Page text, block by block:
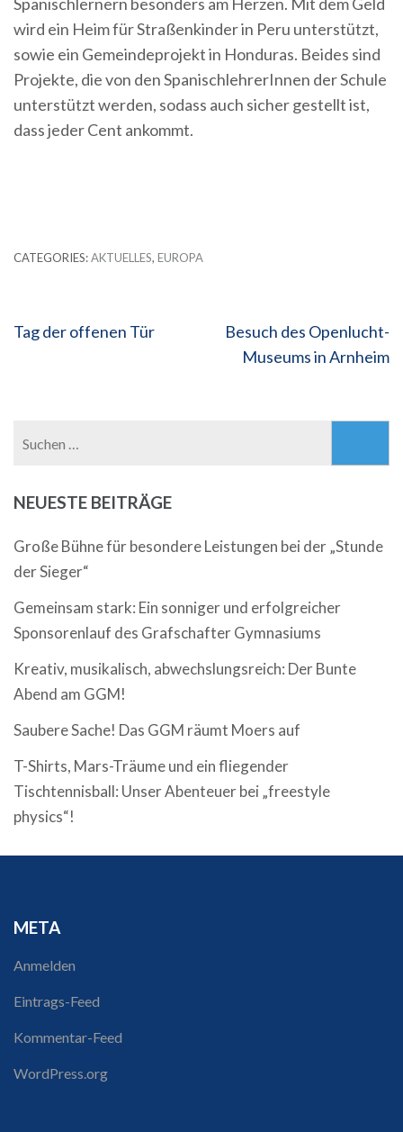
wird ein Heim für Straßenkinder in Peru unterstützt,
sowie ein Gemeindeprojekt in Honduras. Beides sind
Projekte, die von den SpanischlehrerInnen der Schule
unterstützt werden, sodass auch sicher gestellt ist,
dass jeder Cent ankommt.
CATEGORIES:AKTUELLES, EUROPA
Beitragsnavigation
Tag der offenen Tür
Besuch des Openlucht-
Museums in Arnheim
NEUESTE BEITRÄGE
Große Bühne für besondere Leistungen bei der „Stunde
der Sieger“
Gemeinsam stark: Ein sonniger und erfolgreicher
Sponsorenlauf des Grafschafter Gymnasiums
Kreativ, musikalisch, abwechslungsreich: Der Bunte
Abend am GGM!
Saubere Sache! Das GGM räumt Moers auf
T-Shirts, Mars-Träume und ein fliegender
Tischtennisball: Unser Abenteuer bei „freestyle
physics“!
META
Anmelden
Eintrags-Feed
Kommentar-Feed
WordPress.org